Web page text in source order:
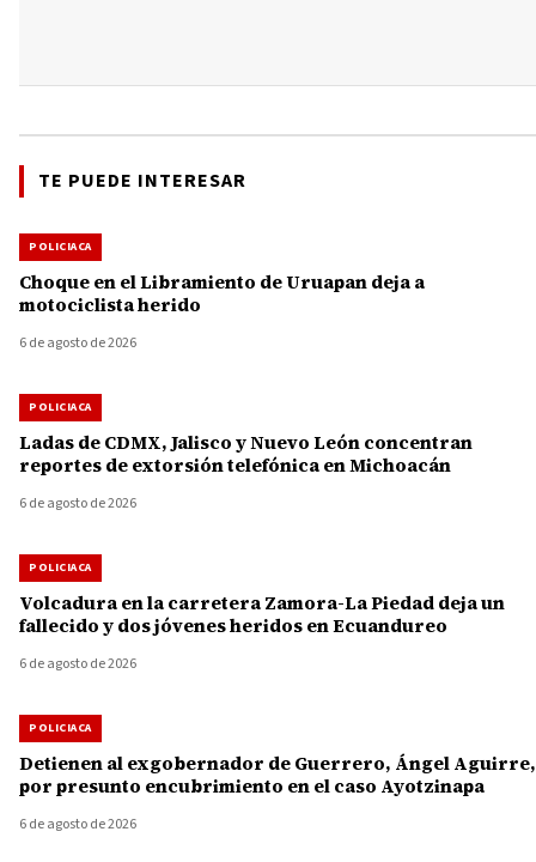
TE PUEDE INTERESAR
POLICIACA
Choque en el Libramiento de Uruapan deja a
motociclista herido
6 de agosto de 2026
POLICIACA
Ladas de CDMX, Jalisco y Nuevo León concentran
reportes de extorsión telefónica en Michoacán
6 de agosto de 2026
POLICIACA
Volcadura en la carretera Zamora-La Piedad deja un
fallecido y dos jóvenes heridos en Ecuandureo
6 de agosto de 2026
POLICIACA
Detienen al exgobernador de Guerrero, Ángel Aguirre,
por presunto encubrimiento en el caso Ayotzinapa
6 de agosto de 2026